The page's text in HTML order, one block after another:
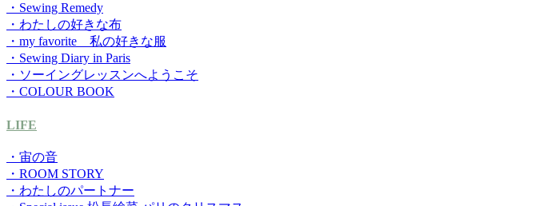
・Sewing Remedy
・わたしの好きな布
・my favorite 私の好きな服
・Sewing Diary in Paris
・ソーイングレッスンへようこそ
・COLOUR BOOK
LIFE
・宙の音
・ROOM STORY
・わたしのパートナー